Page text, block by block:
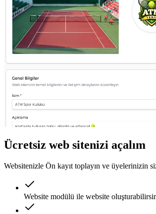
Ücretsiz web sitenizi açalım
Websitenizle Ön kayıt toplayın ve üyelerinizin
Website modülü ile website